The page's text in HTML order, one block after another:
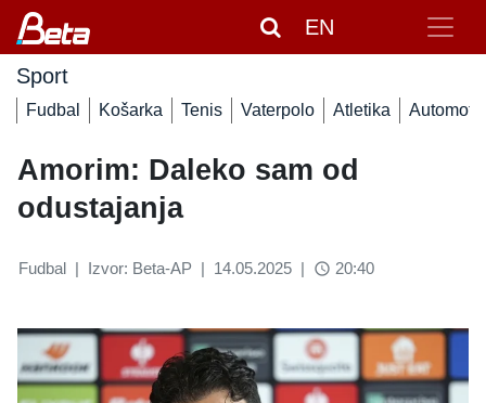
EN
Sport
Fudbal Košarka Tenis Vaterpolo Atletika Automoto
Amorim: Daleko sam od
odustajanja
Fudbal | Izvor: Beta-AP | 14.05.2025 | access_time 20:40